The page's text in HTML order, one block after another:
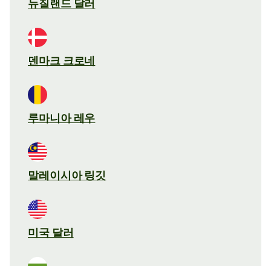
뉴질랜드 달러
덴마크 크로네
루마니아 레우
말레이시아 링깃
미국 달러